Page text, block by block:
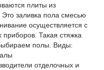
плиты из
Это заливка пола смесью
осуществляется с
Такая стяжка
полы. Виды:
отделочных и